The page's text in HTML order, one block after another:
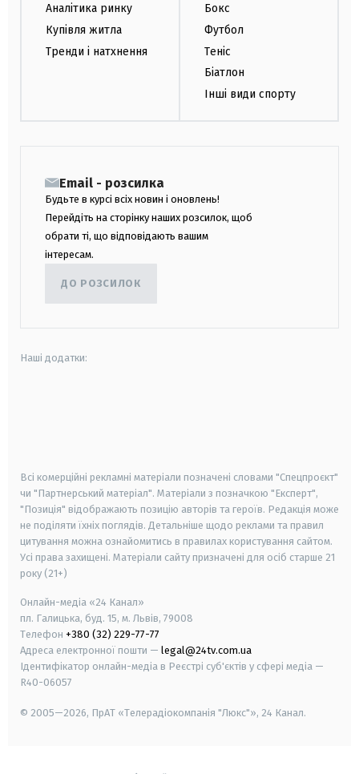
Аналітика ринку
Купівля житла
Тренди і натхнення
Бокс
Футбол
Теніс
Біатлон
Інші види спорту
Email - розсилка
Будьте в курсі всіх новин і оновлень!
Перейдіть на сторінку наших розсилок, щоб
обрати ті, що відповідають вашим
інтересам.
ДО РОЗСИЛОК
Наші додатки:
Всі комерційні рекламні матеріали позначені словами "Спецпроєкт"
чи "Партнерський матеріал". Матеріали з позначкою "Експерт",
"Позиція" відображають позицію авторів та героїв. Редакція може
не поділяти їхніх поглядів. Детальніше щодо реклами та правил
цитування можна ознайомитись в правилах користування сайтом.
Усі права захищені. Матеріали сайту призначені для осіб старше 21
року (21+)
Онлайн-медіа «24 Канал»
пл. Галицька, буд. 15, м. Львів, 79008
Телефон +380 (32) 229-77-77
Адреса електронної пошти — legal@24tv.com.ua
Ідентифікатор онлайн-медіа в Реєстрі суб'єктів у сфері медіа —
R40-06057
© 2005—2026, ПрАТ «Телерадіокомпанія "Люкс"», 24 Канал.